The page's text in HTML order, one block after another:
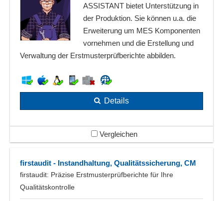
ASSISTANT bietet Unterstützung in
der Produktion. Sie können u.a. die
Erweiterung um MES Komponenten
vornehmen und die Erstellung und
Verwaltung der Erstmusterprüfberichte abbilden.
Details
Vergleichen
firstaudit - Instandhaltung, Qualitätssicherung, CM
firstaudit: Präzise Erstmusterprüfberichte für Ihre
Qualitätskontrolle